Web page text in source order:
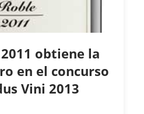
obtiene la
en el concurso
Vini 2013